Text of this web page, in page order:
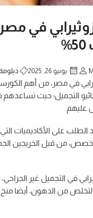
في مصر
يونيو 26, 2025
في مصر، من أهم
التجميل؛ حيث تساعدهم
عليهم.
الطلب على الأكاديميات
من قبل الخريجين
في التجميل غير
من الدهون، أيضا منح